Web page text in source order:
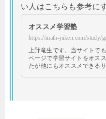
い人はこちらも参考に
オススメ学習塾
https://math-juken.com/study/
上野竜生です。当サイトで
ページで学習サイトをオス
たが他にもオススメできる